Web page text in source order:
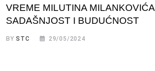
VREME MILUTINA
SADAŠNJOST I BUDUĆNOST
BYSTC 29/05/2024